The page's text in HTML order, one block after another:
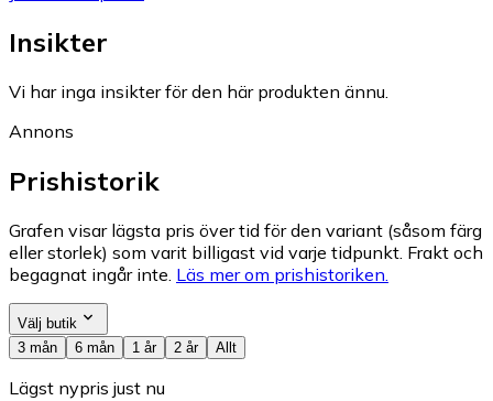
Insikter
Vi har inga insikter för den här produkten ännu.
Annons
Prishistorik
Grafen visar lägsta pris över tid för den variant (såsom färg
eller storlek) som varit billigast vid varje tidpunkt. Frakt och
begagnat ingår inte. Läs mer om prishistoriken.
Välj butik
3 mån
6 mån 1 år 2 år Allt
Lägst nypris just nu